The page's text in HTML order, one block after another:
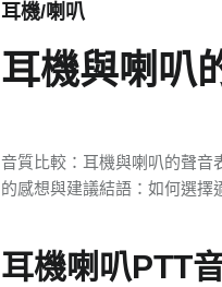
耳機/喇叭
耳機與喇叭
音質比較：耳機與喇叭的聲音
的感想與建議結語：如何選擇
耳機喇叭PTT